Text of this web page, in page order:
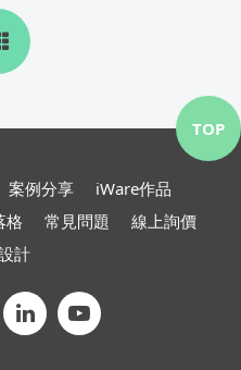
案例分享
iWare作品
格 常見問題
線上詢價
計
TOP